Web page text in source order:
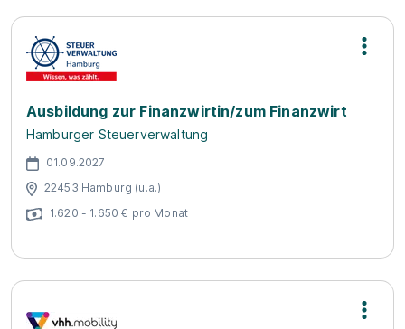
Ausbildung zur Finanzwirtin/zum Finanzwirt
Hamburger Steuerverwaltung
01.09.2027
22453 Hamburg (u.a.)
1.620 - 1.650 € pro Monat